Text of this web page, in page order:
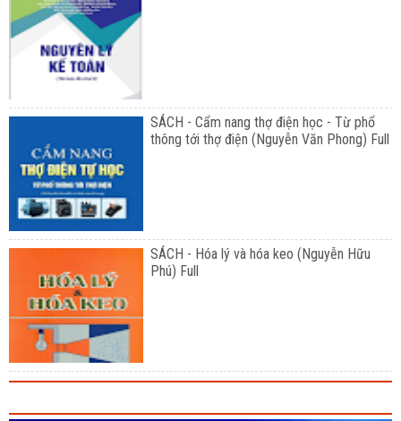
SÁCH - Cẩm nang thợ điện học - Từ phổ
thông tới thợ điện (Nguyễn Văn Phong) Full
SÁCH - Hóa lý và hóa keo (Nguyễn Hữu
Phú) Full